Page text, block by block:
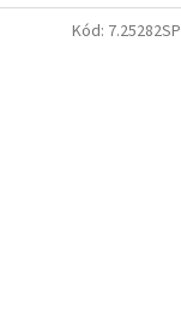
Kód: 7.25282SP